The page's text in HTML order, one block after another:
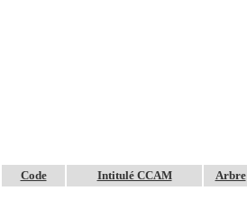
Code Intitulé CCAM Arbre